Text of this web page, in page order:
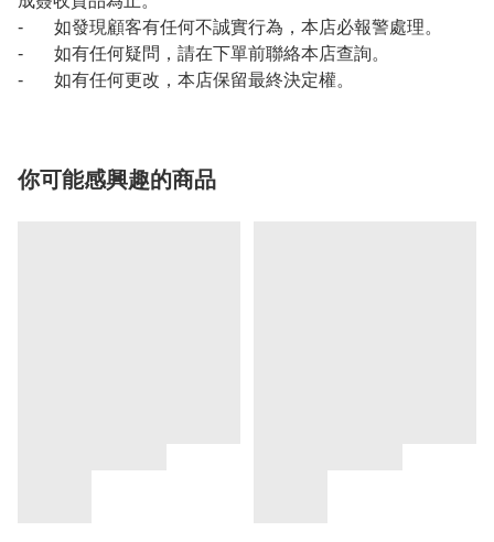
- 如發現顧客有任何不誠實行為，本店必報警處理。
- 如有任何疑問，請在下單前聯絡本店查詢。
- 如有任何更改，本店保留最終決定權。
你可能感興趣的商品